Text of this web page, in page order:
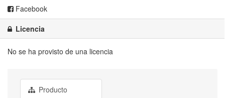
Facebook
Licencia
No se ha provisto de una licencia
Producto